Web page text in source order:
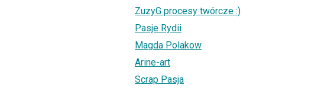
ZuzyG procesy twórcze :)
Pasje Rydii
Magda Polakow
Arine-art
Scrap Pasja